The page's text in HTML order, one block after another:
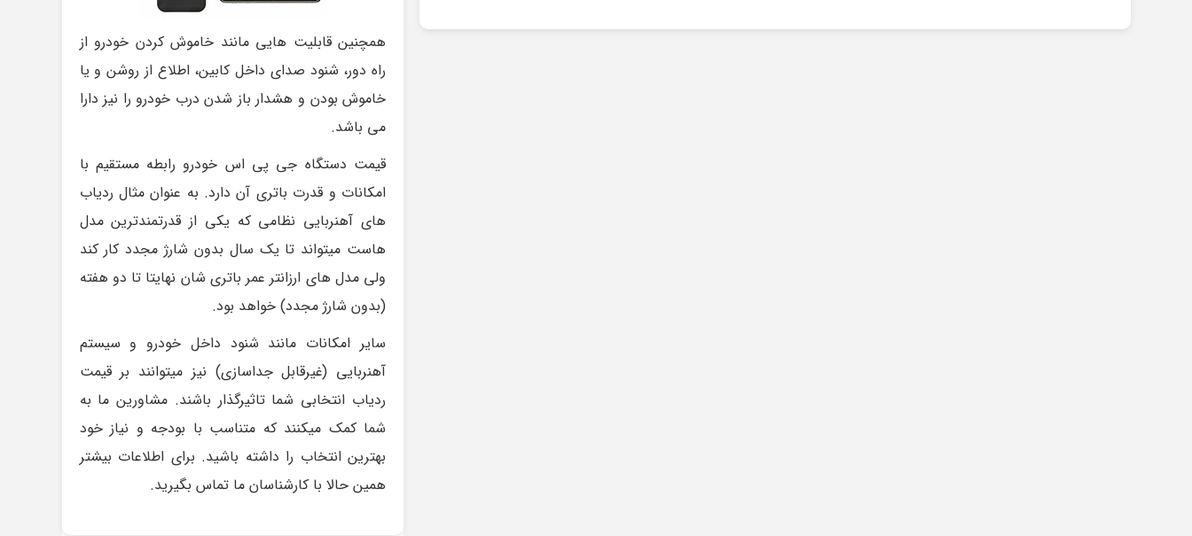
همچنین قابلیت هایی مانند خاموش کردن خودرو از
راه دور، شنود صدای داخل کابین، اطلاع از روشن و یا
خاموش بودن و هشدار باز شدن درب خودرو را نیز دارا
می باشد.
قیمت دستگاه جی پی اس خودرو رابطه مستقیم با
امکانات و قدرت باتری آن دارد. به عنوان مثال ردیاب
های آهنربایی نظامی که یکی از قدرتمندترین مدل
هاست میتواند تا یک سال بدون شارژ مجدد کار کند
ولی مدل های ارزانتر عمر باتری شان نهایتا تا دو هفته
(بدون شارژ مجدد) خواهد بود.
سایر امکانات مانند شنود داخل خودرو و سیستم
آهنربایی (غیرقابل جداسازی) نیز میتوانند بر قیمت
ردیاب انتخابی شما تاثیرگذار باشند. مشاورین ما به
شما کمک میکنند که متناسب با بودجه و نیاز خود
بهترین انتخاب را داشته باشید. برای اطلاعات بیشتر
همین حالا با کارشناسان ما تماس بگیرید.